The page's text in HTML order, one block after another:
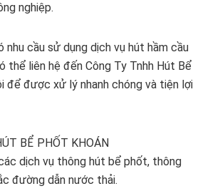
nghiệp.
nhu cầu sử dụng dịch vụ hút hầm cầu
thể liên hệ đến Công Ty Tnhh Hút Bể
để được xử lý nhanh chóng và tiện lợi
BỂ PHỐT KHOÁN
dịch vụ thông hút bể phốt, thông
đường dẫn nước thải.